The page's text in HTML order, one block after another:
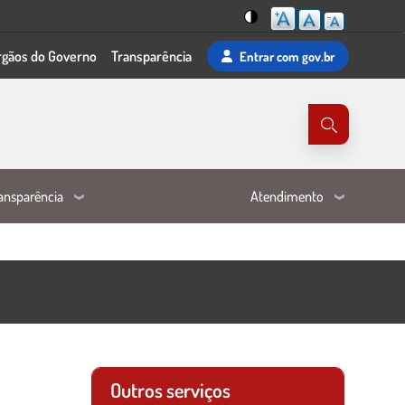
Mudar
para
do Governo Transparência Entrarcom gov.br
Atendimento
Outros serviços